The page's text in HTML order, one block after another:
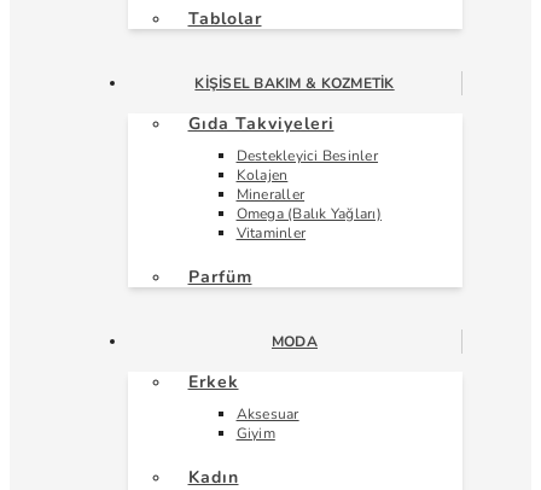
Tablolar
KIŞISEL BAKIM & KOZMETIK
Gıda Takviyeleri
Destekleyici Besinler
Kolajen
Mineraller
Omega (Balık Yağları)
Vitaminler
Parfüm
MODA
Erkek
Aksesuar
Giyim
Kadın